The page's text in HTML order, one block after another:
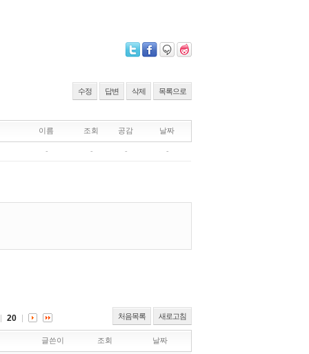
수정 답변 삭제 목록으로
처음목록 새로고침
20
글쓴이 조회 날짜